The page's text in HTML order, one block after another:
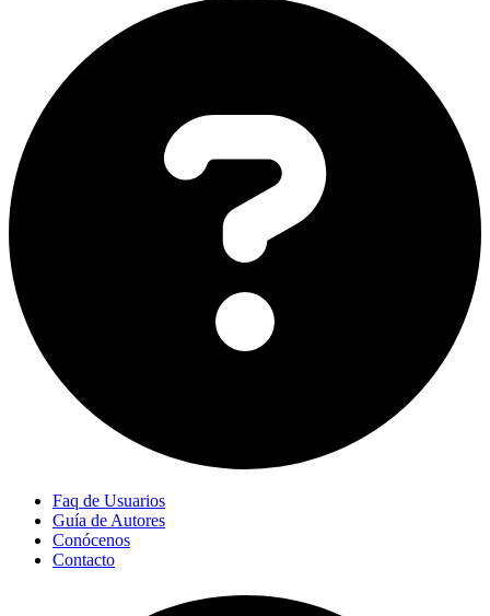
Faq de Usuarios
Guía de Autores
Conócenos
Contacto